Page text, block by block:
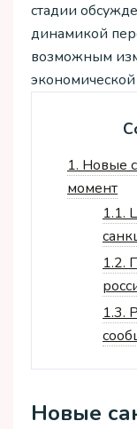
стадии
динамикой
возможным
1. Новые
момент
1.1.
1.2.
1.3.
Новые